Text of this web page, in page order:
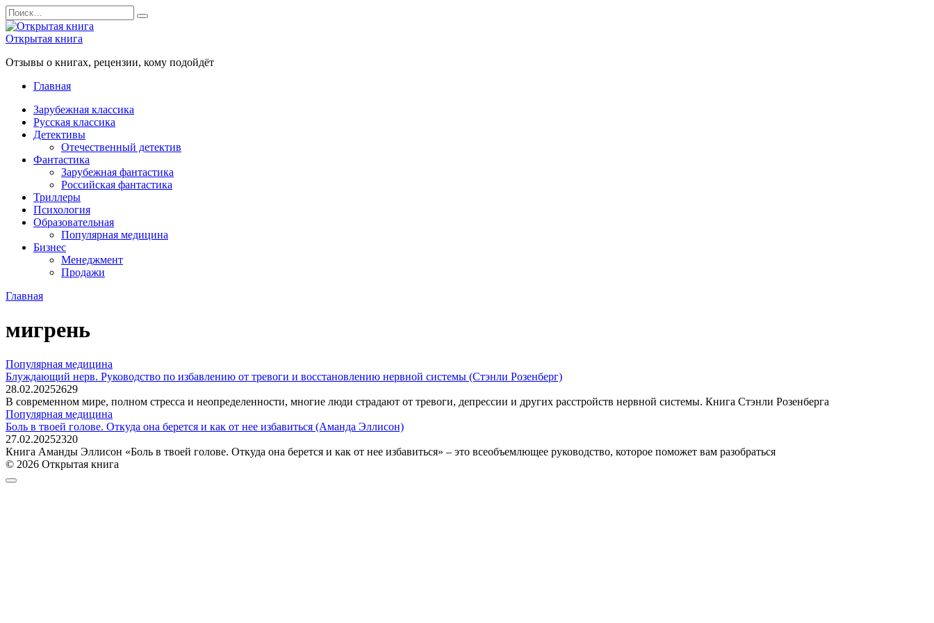
Перейти
к
содержанию
Search
for:
Открытая книга
Отзывы о книгах, рецензии, кому подойдёт
Главная
Зарубежная классика
Русская классика
Детективы
Отечественный детектив
Фантастика
Зарубежная фантастика
Российская фантастика
Триллеры
Психология
Образовательная
Популярная медицина
Бизнес
Менеджмент
Продажи
Главная
мигрень
Популярная медицина
Блуждающий нерв. Руководство по избавлению от тревоги и восстановлению нервной системы (Стэнли Розенберг)
28.02.20252629
В современном мире, полном стресса и неопределенности, многие люди страдают от тревоги, депрессии и других расстройств нервной системы. Книга Стэнли Розенберга
Популярная медицина
Боль в твоей голове. Откуда она берется и как от нее избавиться (Аманда Эллисон)
27.02.20252320
Книга Аманды Эллисон «Боль в твоей голове. Откуда она берется и как от нее избавиться» – это всеобъемлющее руководство, которое поможет вам разобраться
© 2026 Открытая книга